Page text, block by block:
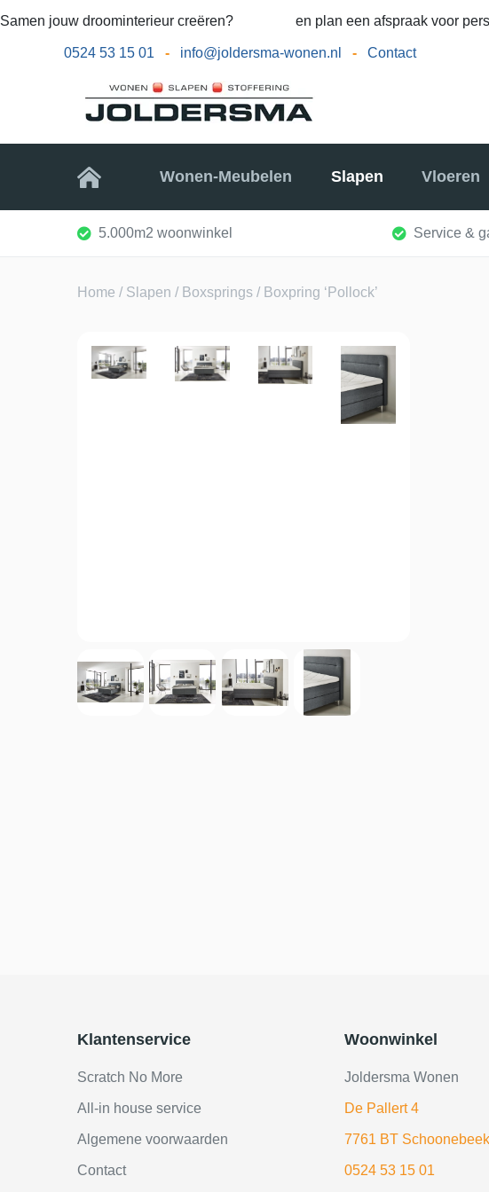
Samen jouw droominterieur creëren? en plan een afspraak voor
0524 53 15 01 - info@joldersma-wonen.nl - Contact
Home Wonen-Meubelen Slapen Vloeren
5.000m2 woonwinkel Service &
Home / Slapen / Boxsprings / Boxpring ‘Pollock’
Klantenservice
Scratch No More
All-in house service
Algemene voorwaarden
Contact
Woonwinkel
Joldersma Wonen
De Pallert 4
7761 BT Schoonebeek
0524 53 15 01